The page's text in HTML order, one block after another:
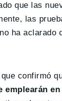
que las
las
ha aclarado
confirmó
emplearán